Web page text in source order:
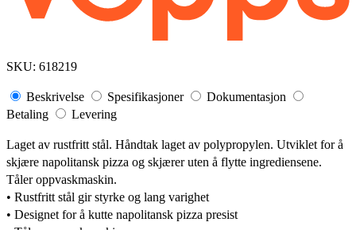
SKU: 618219
Beskrivelse Spesifikasjoner
Dokumentasjon
Betaling
Levering
Laget av rustfritt stål. Håndtak laget av polypropylen. Utviklet for å
skjære napolitansk pizza og skjærer uten å flytte ingrediensene.
Tåler oppvaskmaskin.
• Rustfritt stål gir styrke og lang varighet
• Designet for å kutte napolitansk pizza presist